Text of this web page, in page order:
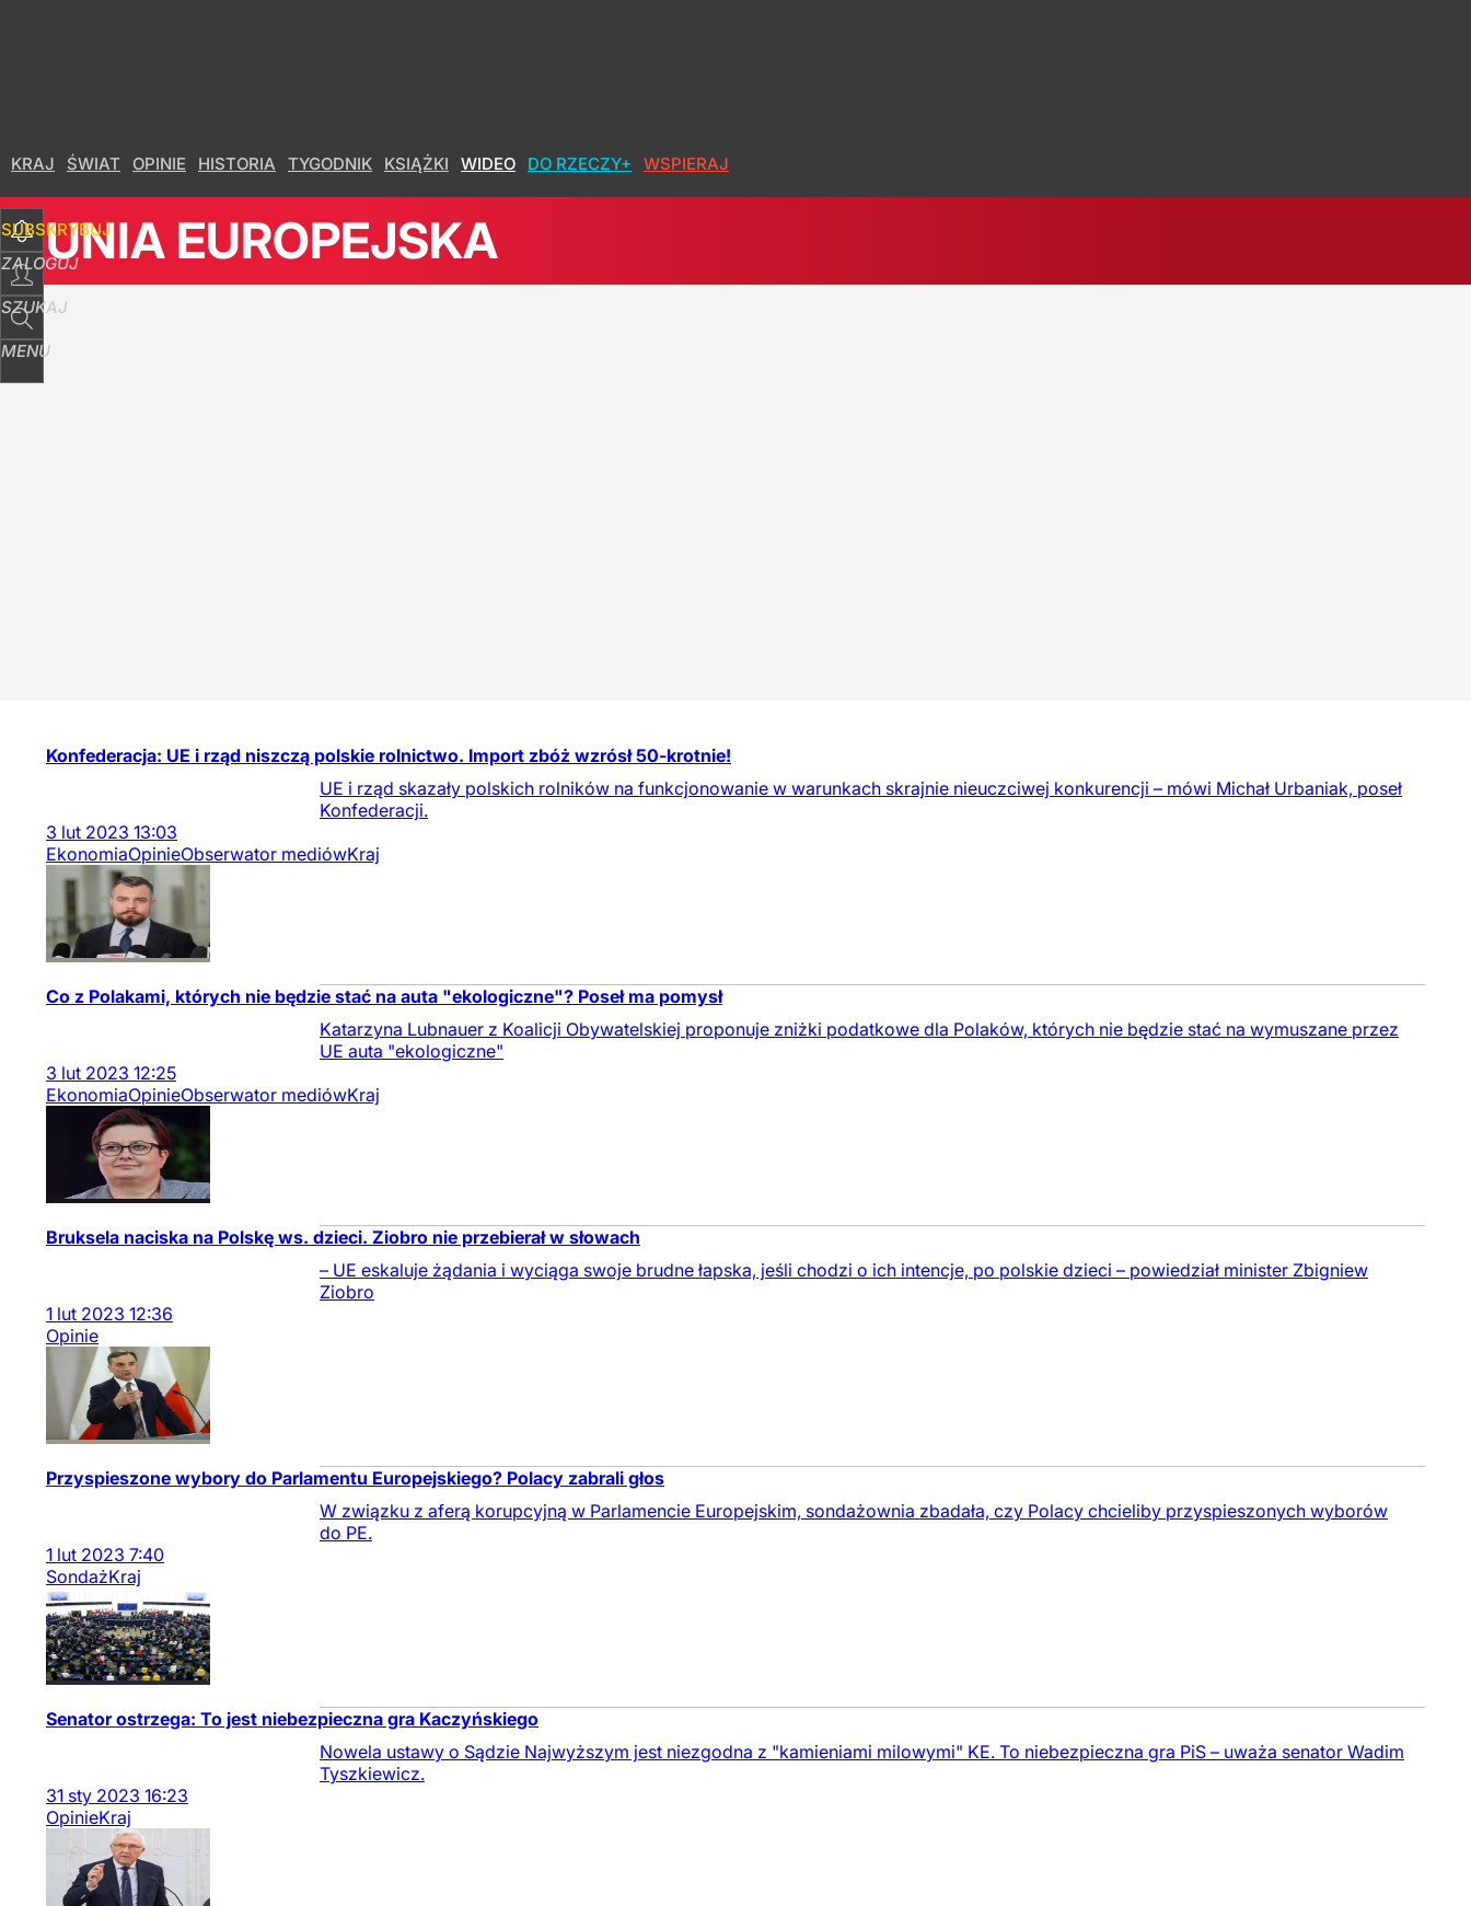
KRAJ ŚWIAT OPINIE HISTORIA TYGODNIK KSIĄŻKI WIDEO DO RZECZY+ WSPIERAJ
SUBSKRYBUJ
ZALOGUJ
SZUKAJ
MENU
UNIA EUROPEJSKA
Konfederacja: UE i rząd niszczą polskie rolnictwo. Import zbóż wzrósł 50-krotnie!
UE i rząd skazały polskich rolników na funkcjonowanie w warunkach skrajnie nieuczciwej konkurencji – mówi Michał Urbaniak, poseł
Konfederacji.
3 lut 2023 13:03
EkonomiaOpinieObserwator mediówKraj
Co z Polakami, których nie będzie stać na auta "ekologiczne"? Poseł ma pomysł
Katarzyna Lubnauer z Koalicji Obywatelskiej proponuje zniżki podatkowe dla Polaków, których nie będzie stać na wymuszane przez
UE auta "ekologiczne"
3 lut 2023 12:25
EkonomiaOpinieObserwator mediówKraj
Bruksela naciska na Polskę ws. dzieci. Ziobro nie przebierał w słowach
– UE eskaluje żądania i wyciąga swoje brudne łapska, jeśli chodzi o ich intencje, po polskie dzieci – powiedział minister Zbigniew
Ziobro
1 lut 2023 12:36
Opinie
Przyspieszone wybory do Parlamentu Europejskiego? Polacy zabrali głos
W związku z aferą korupcyjną w Parlamencie Europejskim, sondażownia zbadała, czy Polacy chcieliby przyspieszonych wyborów
do PE.
1 lut 2023 7:40
SondażKraj
Senator ostrzega: To jest niebezpieczna gra Kaczyńskiego
Nowela ustawy o Sądzie Najwyższym jest niezgodna z "kamieniami milowymi" KE. To niebezpieczna gra PiS – uważa senator Wadim
Tyszkiewicz.
31 sty 2023 16:23
OpinieKraj